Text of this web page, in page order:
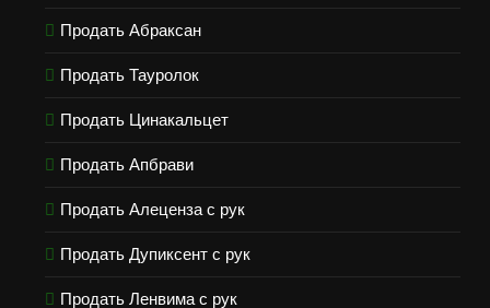
Продать Абраксан
Продать Тауролок
Продать Цинакальцет
Продать Апбрави
Продать Алеценза с рук
Продать Дупиксент с рук
Продать Ленвима с рук